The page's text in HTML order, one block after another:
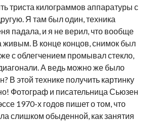
триста килограммов аппаратуры с
Я там был один, техника
падала, и я не верил, что вообще
живым. В конце концов, снимок был
с облегчением промывал стекло,
А ведь можно же было
В этой технике получить картинку
Фотограф и писательница Сьюзен
1970-х годов пишет о том, что
слишком обыденной, как занятия